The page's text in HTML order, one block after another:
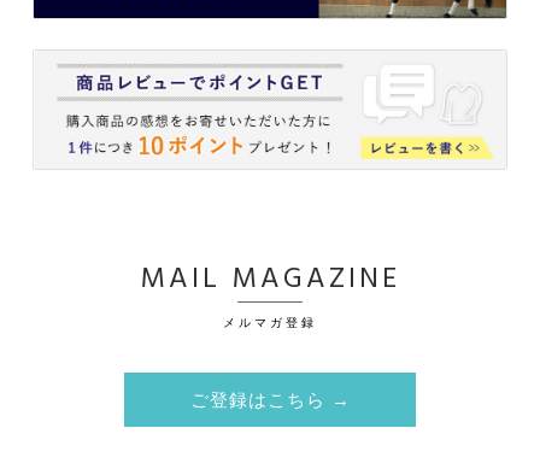
MAIL MAGAZINE
メルマガ登録
ご登録はこちら →